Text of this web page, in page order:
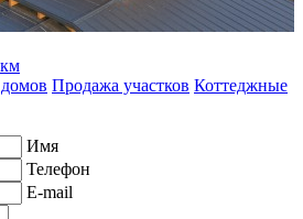
Продажа участков Коттеджные
Имя
Телефон
E-mail